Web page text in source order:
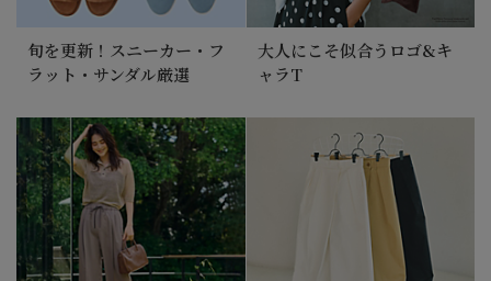
旬を更新！スニーカー・フ
ラット・サンダル厳選
大人にこそ似合うロゴ&キ
ャラT